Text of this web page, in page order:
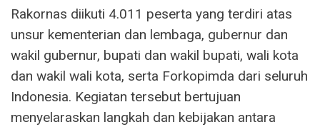
Rakornas diikuti 4.011 peserta yang terdiri atas
unsur kementerian dan lembaga, gubernur dan
wakil gubernur, bupati dan wakil bupati, wali kota
dan wakil wali kota, serta Forkopimda dari seluruh
Indonesia. Kegiatan tersebut bertujuan
menyelaraskan langkah dan kebijakan antara